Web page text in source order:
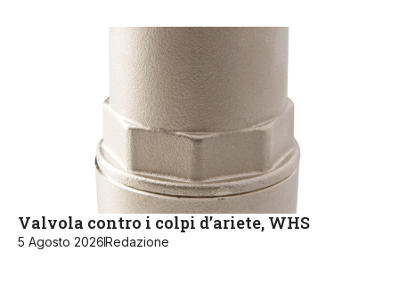
Valvola contro i colpi d’ariete, WHS
5 Agosto 2026Redazione